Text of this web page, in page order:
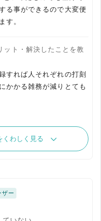
る事ができるので大変便
す。
ット・解決したことを教
すれば人それぞれの打刻
かかる雑務が減りとても
くわしく見る
ザー